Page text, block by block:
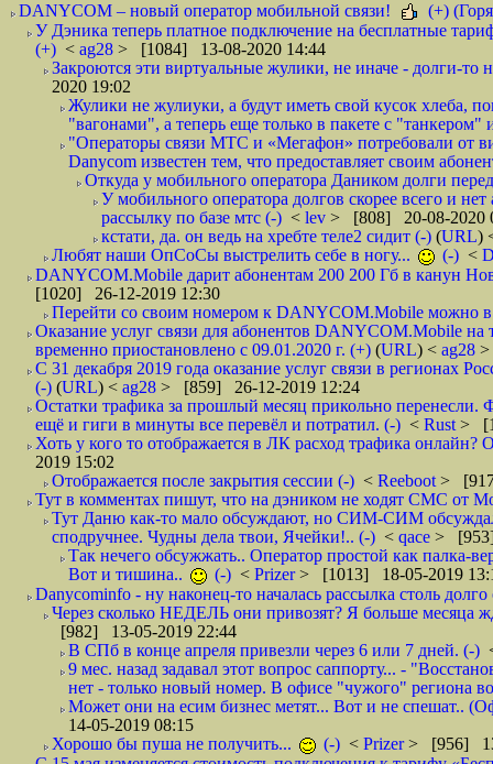
DANYCOM – новый оператор мобильной связи!
(+)
У Дэника теперь платное подключение на бесплатные
(+) < ag28 > [1084] 13-08-2020 14:44
Закроются эти виртуальные жулики, не иначе - долги-то
2020 19:02
Жулики не жулиуки, а будут иметь свой кусок хлеба,
"вагонами", а теперь еще только в пакете с
"Операторы связи МТС и «Мегафон» потребовали от
Danycom известен тем, что предоставляет своим
Откуда у мобильного оператора Даником долги
У мобильного оператора долгов скорее всего и
рассылку по базе мтс (-) < lev > [808] 20-08-2020
кстати, да. он ведь на хребте теле2 сидит (-) (URL)
Любят наши ОпСоСы выстрелить себе в ногу...
(-) <
DANYCOM.Mobile дарит абонентам 200 200 Гб в канун
[1020] 26-12-2019 12:30
Перейти со своим номером к DANYCOM.Mobile можно в
Оказание услуг связи для абонентов DANYCOM.Mobile
временно приостановлено с 09.01.2020 г. (+) (URL) < ag28 >
С 31 декабря 2019 года оказание услуг связи в регионах
(-) (URL) < ag28 > [859] 26-12-2019 12:24
Остатки трафика за прошлый месяц прикольно
ещё и гиги в минуты все перевёл и потратил. (-) < Rust >
Хоть у кого то отображается в ЛК расход трафика
2019 15:02
Отображается после закрытия сессии (-) < Reeboot >
Тут в комментах пишут, что на дэником не ходят СМС от
Тут Даню как-то мало обсуждают, но СИМ-СИМ
сподручнее. Чудны дела твои, Ячейки!.. (-) < qace > [953]
Так нечего обсужжать.. Оператор простой как палка-
Вот и тишина..
(-) < Prizer> [1013] 18-05-2019
Danycominfo - ну наконец-то началась рассылка столь
Через сколько НЕДЕЛЬ они привозят? Я больше месяца
[982] 13-05-2019 22:44
В СПб в конце апреля привезли через 6 или 7 дней. (-)
9 мес. назад задавал этот вопрос саппорту... -
нет - только новый номер. В офисе "чужого" региона
Может они на есим бизнес метят... Вот и не спешат..
14-05-2019 08:15
Хорошо бы пуша не получить...
(-) < Prizer> [956]